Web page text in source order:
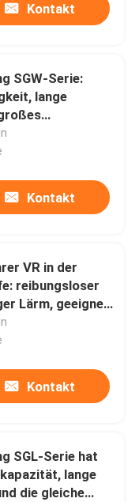
Kontakt
SGW-Serie:
lange
reibungslose
Kontakt
VR in der
reibungsloser
Lärm, geeignet
Kontakt
SGL-Serie hat
lange
die gleiche